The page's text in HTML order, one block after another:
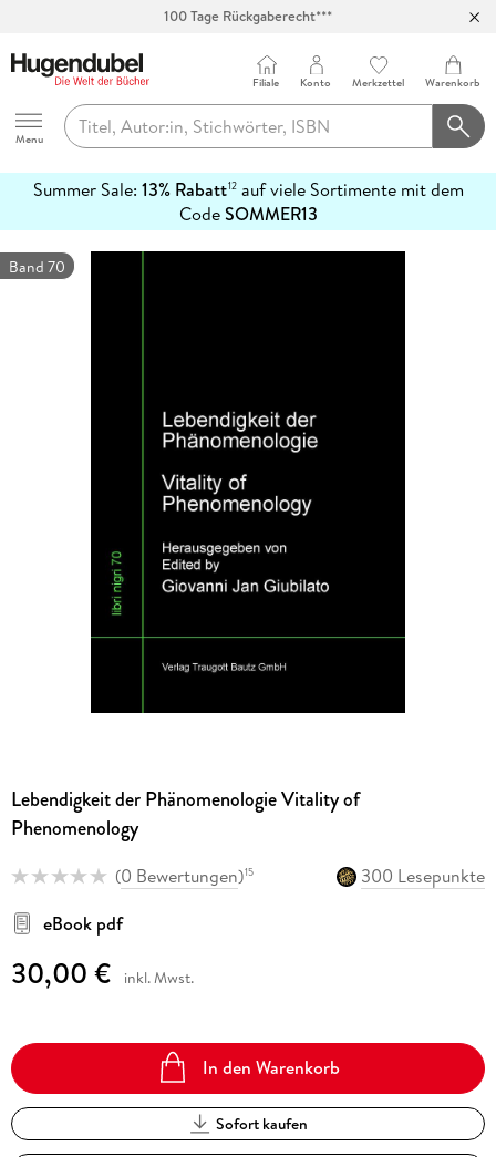
100 Tage Rückgaberecht***
Hugendubel
Menu
Filiale Konto Merkzettel Warenkorb
Summer Sale: 13% Rabatt12auf viele Sortimente mit dem
CodeSOMMER13
erfahren
Band 70
Lebendigkeit der Phänomenologie Vitality of
Phenomenology
(0 Bewertungen)15
300 Lesepunkte
eBook pdf
30,00 € inkl. Mwst.
In den Warenkorb
Sofort kaufen